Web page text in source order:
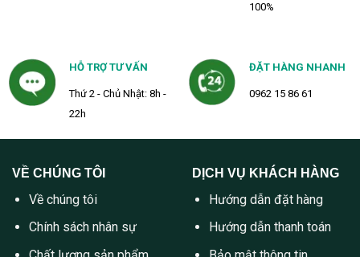
100%
HỖ TRỢ TƯ VẤN
Thứ 2 - Chủ Nhật: 8h -
22h
ĐẶT HÀNG NHANH
0962 15 86 61
VỀ CHÚNG TÔI
Về chúng tôi
Chính sách nhân sự
DỊCH VỤ KHÁCH HÀNG
Hướng dẫn đặt hàng
Hướng dẫn thanh toán